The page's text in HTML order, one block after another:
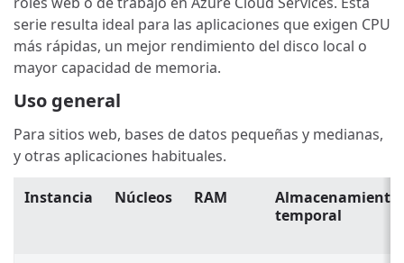
serie resulta ideal para las aplicaciones que exigen CPU
más rápidas, un mejor rendimiento del disco local o
mayor capacidad de memoria.
Uso general
Para sitios web, bases de datos pequeñas y medianas,
y otras aplicaciones habituales.
Instancia Núcleos RAM
Almacenamiento
temporal